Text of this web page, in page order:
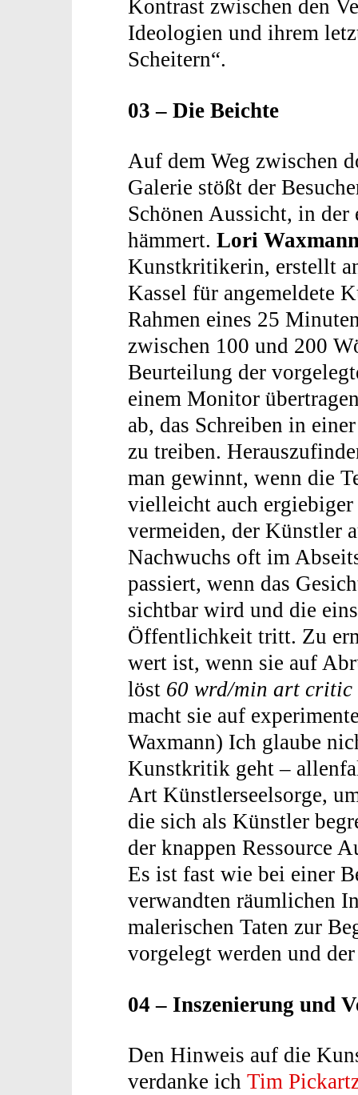
Kontrast zwischen den
Ideologien und ihrem
Scheitern“.
03 – Die Beichte
Auf dem Weg zwischen
Galerie stößt der
Schönen Aussicht, in
hämmert. Lori
Kunstkritikerin, erstellt
Kassel für angemeldete
Rahmen eines 25
zwischen 100 und 200
Beurteilung der
einem Monitor
ab, das Schreiben in
zu treiben.
man gewinnt, wenn die
vielleicht auch
vermeiden, der Künstler
Nachwuchs oft im
passiert, wenn das
sichtbar wird und die
Öffentlichkeit tritt. Zu
wert ist, wenn sie auf
löst 60 wrd/min art critic
macht sie auf
Waxmann) Ich glaube
Kunstkritik geht –
Art Künstlerseelsorge,
die sich als Künstler
der knappen Ressource
Es ist fast wie bei einer
verwandten räumlichen
malerischen Taten zur
vorgelegt werden und
04 – Inszenierung und
Den Hinweis auf die
verdanke ich Tim